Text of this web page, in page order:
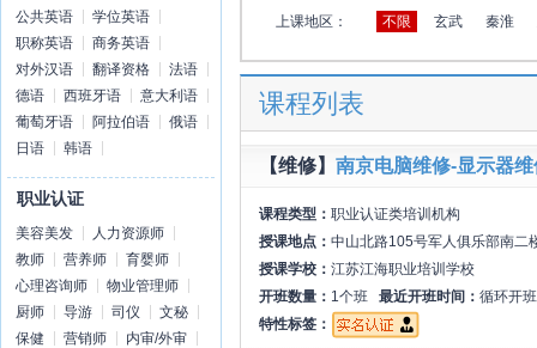
公共英语
学位英语
职称英语
商务英语
对外汉语
翻译资格
法语
德语
西班牙语
意大利语
葡萄牙语
阿拉伯语
俄语
日语
韩语
职业认证
美容美发
人力资源师
教师
营养师
育婴师
心理咨询师
物业管理师
厨师
导游 司仪
文秘
保健
营销师
内审/外审
上课地区： 不限 玄武 秦淮
课程列表
【维修】 南京电脑维修-显示器
课程类型： 职业认证类培训机构
授课地点： 中山北路105号军人俱乐部南二
授课学校： 江苏江海职业培训学校
开班数量： 1个班 最近开班时间： 循环开班
特性标签：